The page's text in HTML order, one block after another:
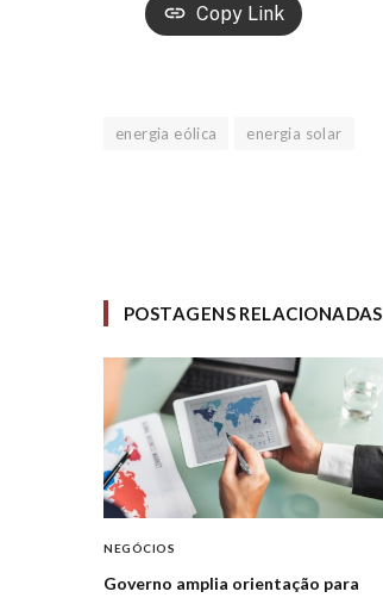
Copy Link
energia eólica energia solar
POSTAGENS RELACIONADAS
NEGÓCIOS
Governo amplia orientação para